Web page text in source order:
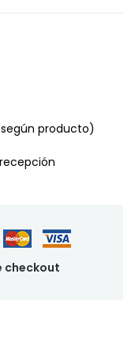
producto)
checkout